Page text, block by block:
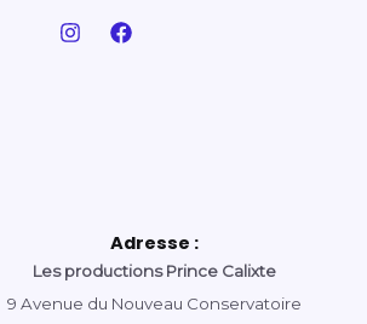
Adresse :
Les productions Prince Calixte
9 Avenue du Nouveau Conservatoire